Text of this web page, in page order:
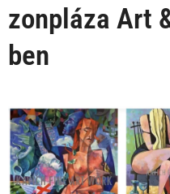
zonpláza Art
ben